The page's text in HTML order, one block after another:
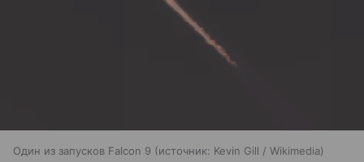
Один из запусков Falcon 9 источник: Kevin Gill / Wikimedia